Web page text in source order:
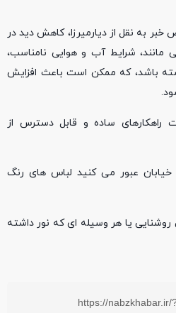
خبر به نقل از دیارمیرزا، کاهش دید در
شرایط آب و هوایی نامناسب،
باشد، که ممکن است باعث افزایش
راهکارهای ساده و قابل دسترس از
عبور می کنید لباس های رنگ
روشنایی یا هر وسیله ای که نور داشته
https://nabzkhabar.ir/